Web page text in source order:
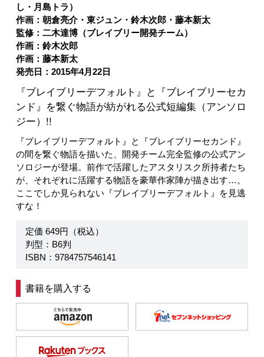
し・月島トラ）
作画：朝倉亮介・東ジュン・鈴木次郎・藤本新太
監修：二木達博（ブレイブリー開発チーム）
作画：鈴木次郎
作画：藤本新太
発売日：2015年4月22日
『ブレイブリーデフォルト』と『ブレイブリーセカ
ンド』を繋ぐ物語が紡がれる公式短編集（アンソロ
ジー）!!
『ブレイブリーデフォルト』と『ブレイブリーセカンド』
の間を繋ぐ物語を描いた、開発チーム完全監修の公式アン
ソロジーが登場。前作で活躍したアスタリスク所持者たち
が、それぞれに活躍する物語を豪華作家陣が描き出す…。
ここでしか見られない『ブレイブリーデフォルト』を見逃
すな！
定価 649円（税込）
判型：B6判
ISBN：9784757546141
書籍を購入する